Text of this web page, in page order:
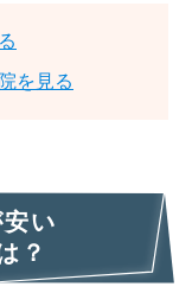
を見る
い
？